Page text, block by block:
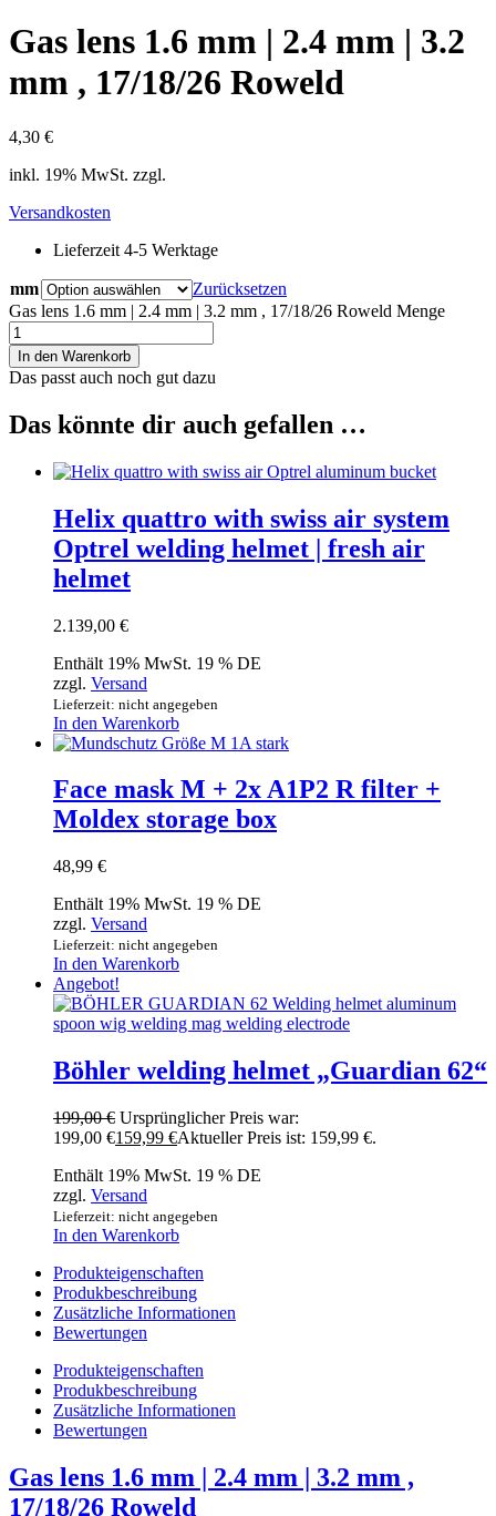
Gas lens 1.6 mm | 2.4 mm | 3.2
mm , 17/18/26 Roweld
4,30 €
inkl. 19% MwSt. zzgl.
Versandkosten
Lieferzeit 4-5 Werktage
mm
Zurücksetzen
Gas lens 1.6 mm | 2.4 mm | 3.2 mm , 17/18/26 Roweld Menge
In den Warenkorb
Das passt auch noch gut dazu
Das könnte dir auch gefallen …
Helix quattro with swiss air system
Optrel welding helmet | fresh air
helmet
2.139,00 €
Enthält 19% MwSt. 19 % DE
zzgl. Versand
Lieferzeit: nicht angegeben
In den Warenkorb
Face mask M + 2x A1P2 R filter +
Moldex storage box
48,99 €
Enthält 19% MwSt. 19 % DE
zzgl. Versand
Lieferzeit: nicht angegeben
In den Warenkorb
Angebot!
Böhler welding helmet „Guardian 62“
199,00€ Ursprünglicher Preis war:
199,00 €159,99 €Aktueller Preis ist: 159,99 €.
Enthält 19% MwSt. 19 % DE
zzgl. Versand
Lieferzeit: nicht angegeben
In den Warenkorb
Produkteigenschaften
Produkbeschreibung
Zusätzliche Informationen
Bewertungen
Produkteigenschaften
Produkbeschreibung
Zusätzliche Informationen
Bewertungen
Gas lens 1.6 mm | 2.4 mm | 3.2 mm ,
17/18/26 Roweld